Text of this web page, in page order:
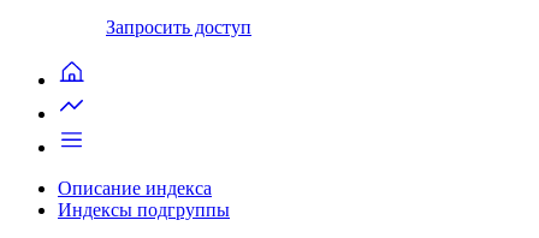
Запросить доступ
Описание индекса
Индексы подгруппы